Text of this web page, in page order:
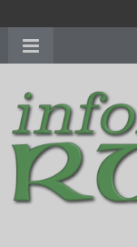
richardmillereplica
women.
dining room table
shop. best
services. 1: 1